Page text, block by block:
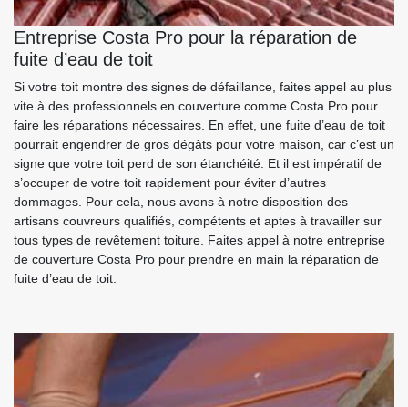
Entreprise Costa Pro pour la réparation de
fuite d’eau de toit
Si votre toit montre des signes de défaillance, faites appel au plus
vite à des professionnels en couverture comme Costa Pro pour
faire les réparations nécessaires. En effet, une fuite d’eau de toit
pourrait engendrer de gros dégâts pour votre maison, car c’est un
signe que votre toit perd de son étanchéité. Et il est impératif de
s’occuper de votre toit rapidement pour éviter d’autres
dommages. Pour cela, nous avons à notre disposition des
artisans couvreurs qualifiés, compétents et aptes à travailler sur
tous types de revêtement toiture. Faites appel à notre entreprise
de couverture Costa Pro pour prendre en main la réparation de
fuite d’eau de toit.